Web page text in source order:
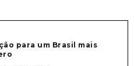
para um Brasil mais